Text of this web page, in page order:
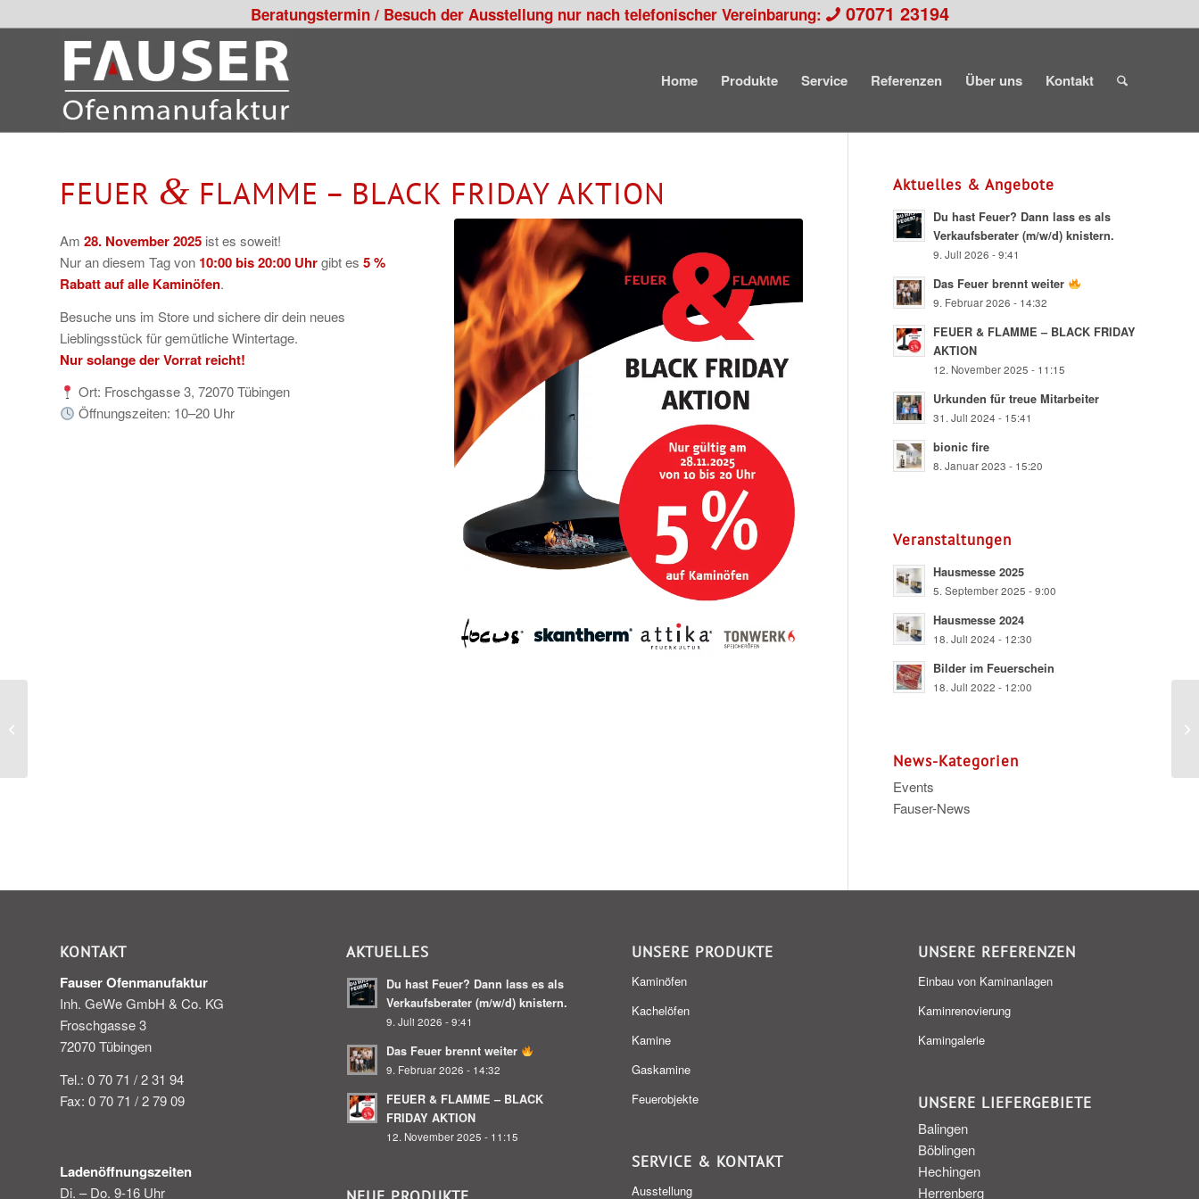
Beratungstermin / Besuch der Ausstellung nur nach telefonischer Vereinbarung: 07071 23194
Home Produkte Service Referenzen Über uns Kontakt
FEUER & FLAMME – BLACK FRIDAY AKTION
Am 28. November 2025 ist es soweit!
Nur an diesem Tag von 10:00 bis 20:00 Uhrgibt es 5 %
Rabatt auf alle Kaminöfen.
Besuche uns im Store und sichere dir dein neues
Lieblingsstück für gemütliche Wintertage.
Nur solange der Vorrat reicht!
Ort: Froschgasse 3, 72070 Tübingen
Öffnungszeiten: 10–20 Uhr
Aktuelles & Angebote
Du hast Feuer? Dann lass es als
Verkaufsberater (m/w/d) knistern.
9. Juli 2026 - 9:41
Das Feuer brennt weiter
9. Februar 2026 - 14:32
FEUER & FLAMME – BLACK FRIDAY
AKTION
12. November 2025 - 11:15
Urkunden für treue Mitarbeiter
31. Juli 2024 - 15:41
bionic fire
8. Januar 2023 - 15:20
Veranstaltungen
Hausmesse 2025
5. September 2025 - 9:00
Hausmesse 2024
18. Juli 2024 - 12:30
Bilder im Feuerschein
18. Juli 2022 - 12:00
News-Kategorien
Events
Fauser-News
KONTAKT
Fauser Ofenmanufaktur
Inh. GeWe GmbH & Co. KG
Froschgasse 3
72070 Tübingen
Tel.: 0 70 71 / 2 31 94
Fax: 0 70 71 / 2 79 09
Ladenöffnungszeiten
Di. – Do. 9-16 Uhr
AKTUELLES
Du hast Feuer? Dann lass es als
Verkaufsberater (m/w/d) knistern.
9. Juli 2026 - 9:41
Das Feuer brennt weiter
9. Februar 2026 - 14:32
FEUER & FLAMME – BLACK
FRIDAY AKTION
12. November 2025 - 11:15
UNSERE PRODUKTE
Kaminöfen
Kachelöfen
Kamine
Gaskamine
Feuerobjekte
SERVICE & KONTAKT
Ausstellung
UNSERE REFERENZEN
Einbau von Kaminanlagen
Kaminrenovierung
Kamingalerie
UNSERE LIEFERGEBIETE
Balingen
Böblingen
Hechingen
Herrenberg